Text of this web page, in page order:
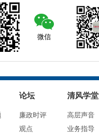
微信
论坛
廉政时评
观点
清风学堂
高层声音
业务指导